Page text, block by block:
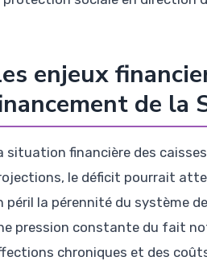
enjeux
de la
situation financière des
le déficit pourrait
péril la pérennité du système
pression constante du fait
chroniques et des